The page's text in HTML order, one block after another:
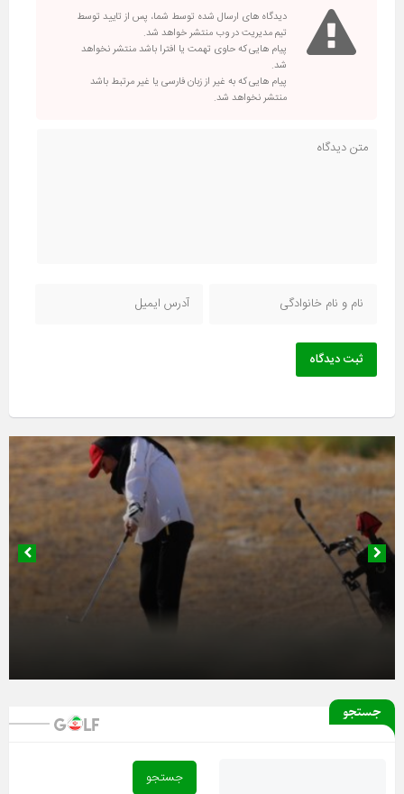
دیدگاه های ارسال شده توسط شما، پس از تایید توسط
تیم مدیریت در وب منتشر خواهد شد.
پیام هایی که حاوی تهمت یا افترا باشد منتشر نخواهد
شد.
پیام هایی که به غیر از زبان فارسی یا غیر مرتبط باشد
منتشر نخواهد شد.
ثبت دیدگاه
جستجو